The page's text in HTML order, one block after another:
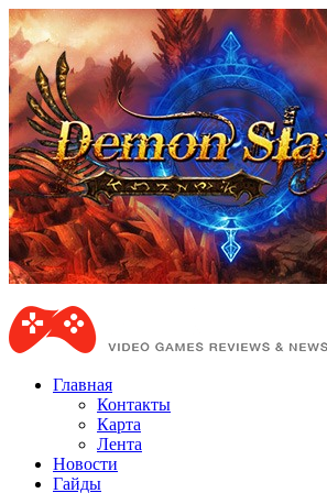
Главная
Контакты
Карта
Лента
Новости
Гайды